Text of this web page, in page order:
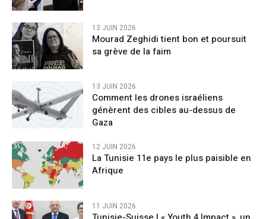
13 JUIN 2026
Mourad Zeghidi tient bon et poursuit
sa grève de la faim
13 JUIN 2026
Comment les drones israéliens
génèrent des cibles au-dessus de
Gaza
12 JUIN 2026
La Tunisie 11e pays le plus paisible en
Afrique
11 JUIN 2026